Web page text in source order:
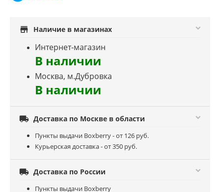
store Наличие в магазинах
Интернет-магазин
В наличии
Москва, м.Дубровка
В наличии
 Доставка по Москве в области
Пункты выдачи Boxberry - от 126 руб.
Курьерская доставка - от 350 руб.
 Доставка по России
Пункты выдачи Boxberry